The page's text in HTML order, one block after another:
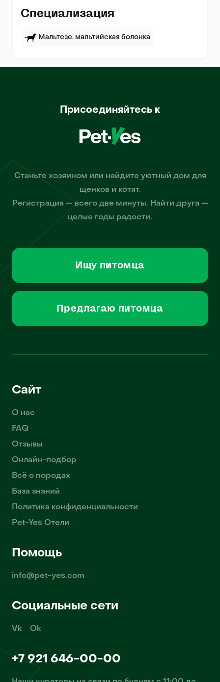
Специализация
Мальтезе, мальтийская болонка
Присоединяйтесь к
Станьте хозяином или найдите уютный дом для
щенков и котят.
Регистрация — всего две минуты. Найти друга —
целые годы радости.
Ищу питомца
Предлагаю питомца
Сайт
О нас
FAQ
Отзывы
Онлайн-подбор
Всё о породах
База знаний
Политика конфиденциальности
Pet-Yes Отели
Помощь
info@pet-yes.com
Социальные сети
Vk Ok
+7 921 646-00-00